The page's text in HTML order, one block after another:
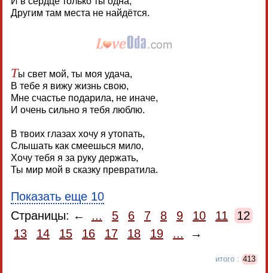
Другим там места не найдётся.
Ты свет мой, ты моя удача,
В тебе я вижу жизнь свою,
Мне счастье подарила, не иначе,
И очень сильно я тебя люблю.
В твоих глазах хочу я утопать,
Слышать как смеешься мило,
Хочу тебя я за руку держать,
Ты мир мой в сказку превратила.
Показать еще 10
Страницы: ←
... 5 6 7 8 9 10 11
12
13
14 15 16 17 18 19 ... →
итого : 413